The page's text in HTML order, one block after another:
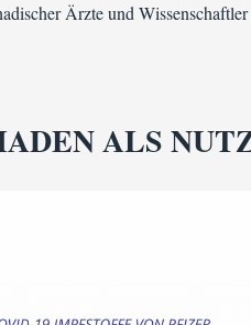
Ärzte und
ALS